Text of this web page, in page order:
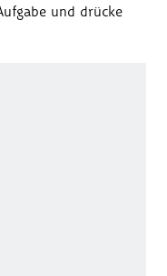
und drücke